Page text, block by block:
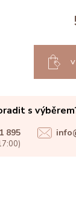
s
895